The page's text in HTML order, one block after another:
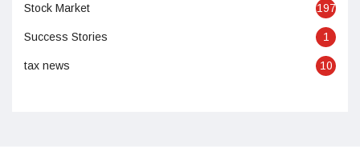
Stock Market 197
Success Stories 1
tax news 10